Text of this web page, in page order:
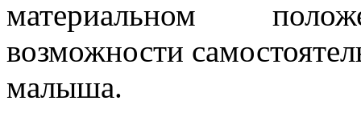
материальном
возможности
малыша.